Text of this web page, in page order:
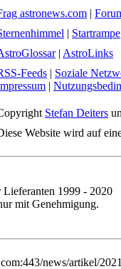
astronews.com |
| Startrampe
| AstroLinks
Feeds | Soziale
|
Stefan Deiters
Website wird auf
1999 - 2020
mit Genehmigung.
news/artikel/